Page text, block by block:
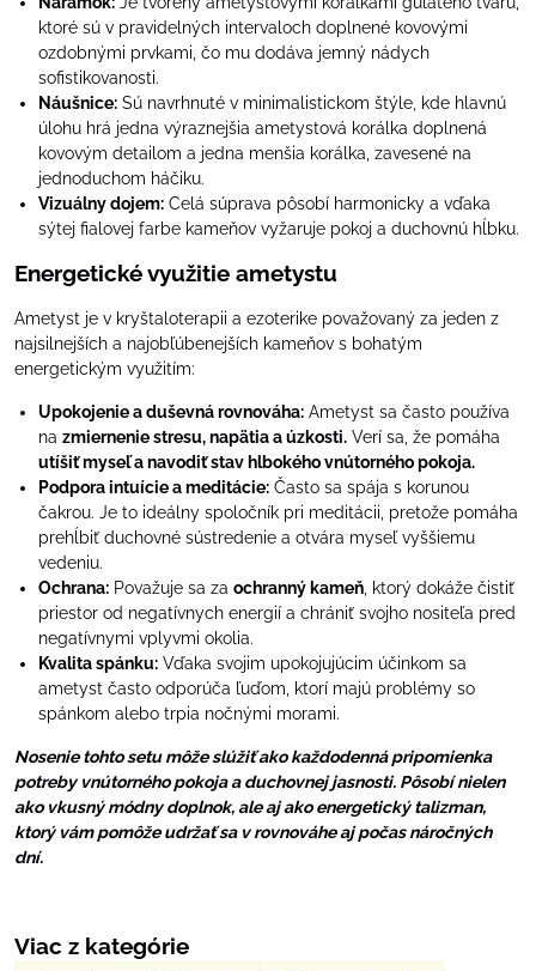
ktoré sú v pravidelných intervaloch doplnené kovovými
ozdobnými prvkami, čo mu dodáva jemný nádych
sofistikovanosti.
Náušnice: Sú navrhnuté v minimalistickom štýle, kde hlavnú
úlohu hrá jedna výraznejšia ametystová korálka doplnená
kovovým detailom a jedna menšia korálka, zavesené na
jednoduchom háčiku.
Vizuálny dojem: Celá súprava pôsobí harmonicky a vďaka
sýtej fialovej farbe kameňov vyžaruje pokoj a duchovnú hĺbku.
Energetické využitie ametystu
Ametyst je v kryštaloterapii a ezoterike považovaný za jeden z
najsilnejších a najobľúbenejších kameňov s bohatým
energetickým využitím:
Upokojenie a duševná rovnováha: Ametyst sa často používa
na zmiernenie stresu, napätia a úzkosti. Verí sa, že pomáha
utíšiť myseľ a navodiť stav hlbokého vnútorného pokoja.
Podpora intuície a meditácie: Často sa spája s korunou
čakrou. Je to ideálny spoločník pri meditácii, pretože pomáha
prehĺbiť duchovné sústredenie a otvára myseľ vyššiemu
vedeniu.
Ochrana: Považuje sa za ochranný kameň , ktorý dokáže čistiť
priestor od negatívnych energií a chrániť svojho nositeľa pred
negatívnymi vplyvmi okolia.
Kvalita spánku: Vďaka svojim upokojujúcim účinkom sa
ametyst často odporúča ľuďom, ktorí majú problémy so
spánkom alebo trpia nočnými morami.
Nosenie tohto setu môže slúžiť ako každodenná pripomienka
potreby vnútorného pokoja a duchovnej jasnosti. Pôsobí nielen
ako vkusný módny doplnok, ale aj ako energetický talizman,
ktorý vám pomôže udržať sa v rovnováhe aj počas náročných
dní.
Viac z kategórie